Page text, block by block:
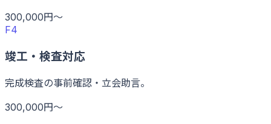
300,000円〜
F4
竣工・検査対応
完成検査の事前確認・立会助言。
300,000円〜